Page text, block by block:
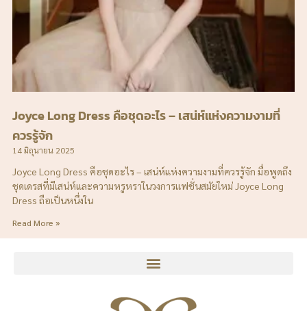
Joyce Long Dress คือชุดอะไร – เสน่ห์แห่งความงามที่
ควรรู้จัก
14 มิถุนายน 2025
Joyce Long Dress คือชุดอะไร – เสน่ห์แห่งความงามที่ควรรู้จัก มื่อพูดถึง
ชุดเดรสที่มีเสน่ห์และความหรูหราในวงการแฟชั่นสมัยใหม่ Joyce Long
Dress ถือเป็นหนึ่งใน
Read More »